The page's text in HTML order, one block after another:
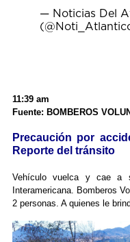
— Noticias Del
11:39 am
Fuente: BOMBEROS
Precaución por
Reporte del tránsito
Vehículo vuelca y cae a
Interamericana. Bomberos
2 personas. A quienes le